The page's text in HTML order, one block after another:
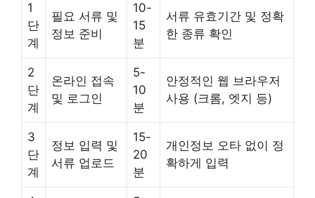
1
단
계
필요 서류 및
정보 준비
10-
15
분
서류 유효기간 및 정확
한 종류 확인
2
단
계
온라인 접속
및 로그인
5-
10
분
안정적인 웹 브라우저
사용 (크롬, 엣지 등)
3
단
계
정보 입력 및
서류 업로드
15-
20
분
개인정보 오타 없이 정
확하게 입력